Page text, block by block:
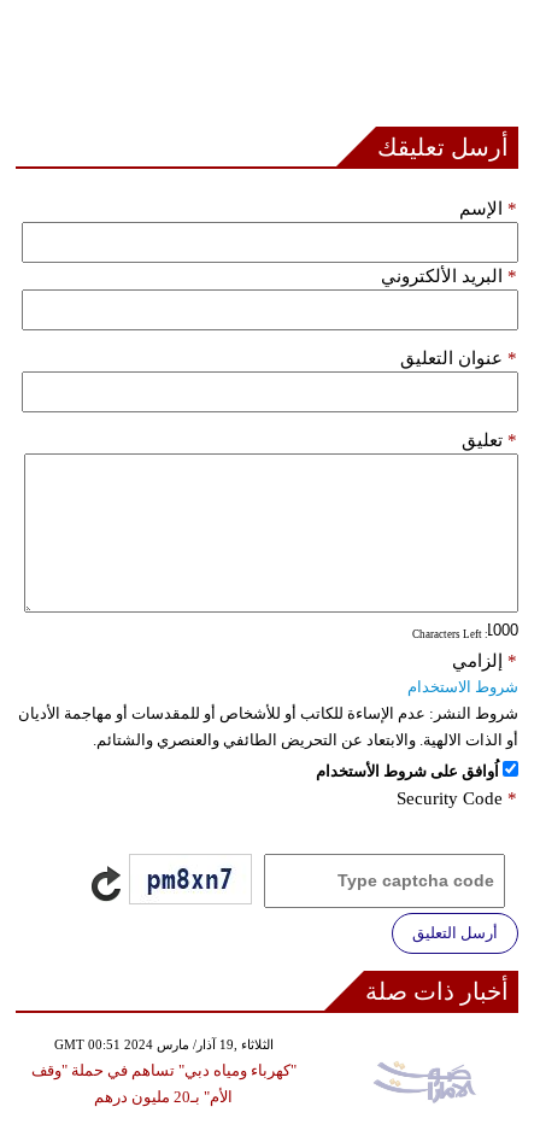
أرسل تعليقك
الإسم *
البريد الألكتروني *
عنوان التعليق *
تعليق *
: Characters Left
إلزامي *
شروط الاستخدام
شروط النشر: عدم الإساءة للكاتب أو للأشخاص أو للمقدسات أو مهاجمة الأديان
أو الذات الالهية. والابتعاد عن التحريض الطائفي والعنصري والشتائم.
اُوافق على شروط الأستخدام
Security Code *
أرسل التعليق
أخبار ذات صلة
GMT 00:51 2024 الثلاثاء ,19 آذار/ مارس
"كهرباء ومياه دبي" تساهم في حملة "وقف
الأم" بـ20 مليون درهم